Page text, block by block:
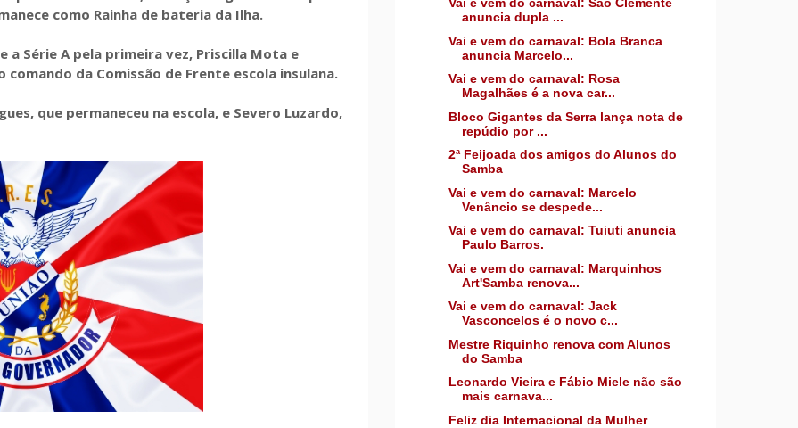
como Rainha de bateria da Ilha.
a Série A pela primeira vez, Priscilla Mota e
da Comissão de Frente escola insulana.
que permaneceu na escola, e Severo Luzardo,
Vai e vem do carnaval: São Clemente
anuncia dupla ...
Vai e vem do carnaval: Bola Branca
anuncia Marcelo...
Vai e vem do carnaval: Rosa
Magalhães é a nova car...
Bloco Gigantes da Serra lança nota de
repúdio por ...
2ª Feijoada dos amigos do Alunos do
Samba
Vai e vem do carnaval: Marcelo
Venâncio se despede...
Vai e vem do carnaval: Tuiuti anuncia
Paulo Barros.
Vai e vem do carnaval: Marquinhos
Art'Samba renova...
Vai e vem do carnaval: Jack
Vasconcelos é o novo c...
Mestre Riquinho renova com Alunos
do Samba
Leonardo Vieira e Fábio Miele não são
mais carnava...
Feliz dia Internacional da Mulher